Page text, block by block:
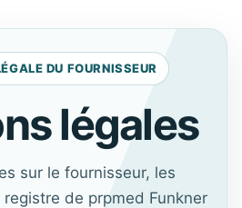
DU FOURNISSEUR
légales
sur le fournisseur, les
de prpmed Funkner